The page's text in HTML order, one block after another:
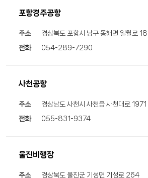
포항경주공항
주소 경상북도 포항시 남구 동해면 일월로 18
전화 054-289-7290
사천공항
주소 경상남도 사천시 사천읍 사천대로 1971
전화 055-831-9374
울진비행장
주소 경상북도 울진군 기성면 기성로 264